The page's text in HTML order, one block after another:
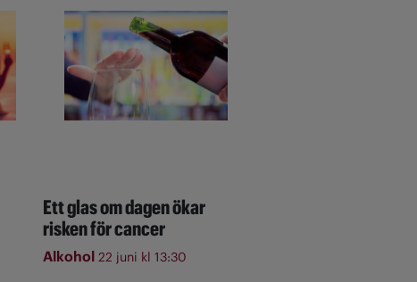
Ett glas om dagen ökar
risken för cancer
Alkohol 22 juni kl 13:30